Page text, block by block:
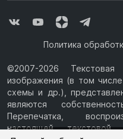
Политика
©2007-2026
изображения (в том
схемы и др.),
являются
Перепечатка,
настоящей текстовой